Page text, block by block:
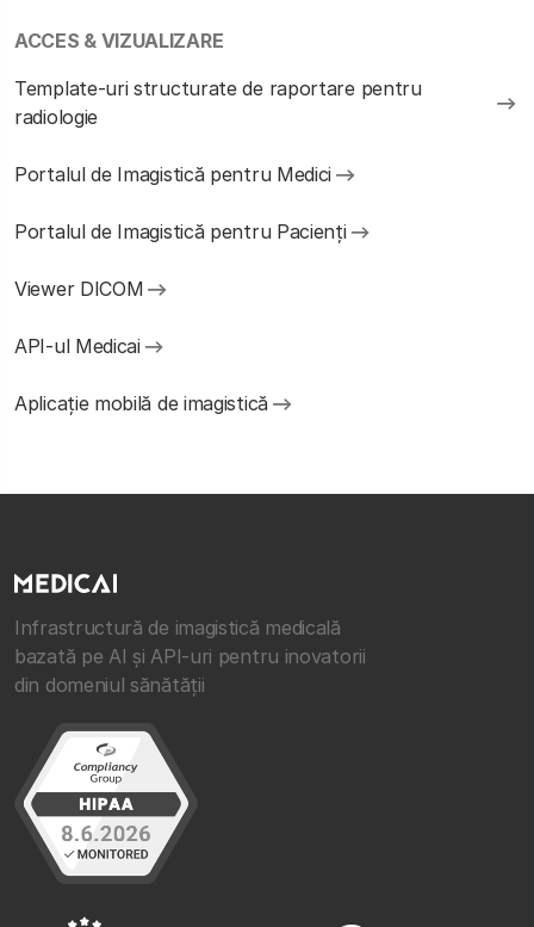
ACCES & VIZUALIZARE
Template-uri structurate de raportare pentru
radiologie
Portalul de Imagistică pentru Medici
Portalul de Imagistică pentru Pacienți
Viewer DICOM
API-ul Medicai
Aplicație mobilă de imagistică
Infrastructură de imagistică medicală
bazată pe AI și API-uri pentru inovatorii
din domeniul sănătății